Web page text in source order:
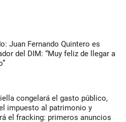
Juan Fernando Quintero es
del DIM: “Muy feliz de llegar a
congelará el gasto público,
impuesto al patrimonio y
el fracking: primeros anuncios